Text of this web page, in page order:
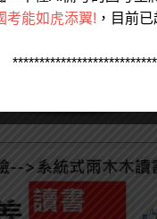
考能如虎添翼! ，目前